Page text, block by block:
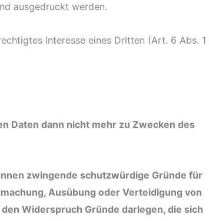
ausgedruckt werden.
Interesse eines Dritten (Art. 6 Abs. 1
Daten dann nicht mehr zu Zwecken des
zwingende schutzwürdige Gründe für
Ausübung oder Verteidigung von
Widerspruch Gründe darlegen, die sich